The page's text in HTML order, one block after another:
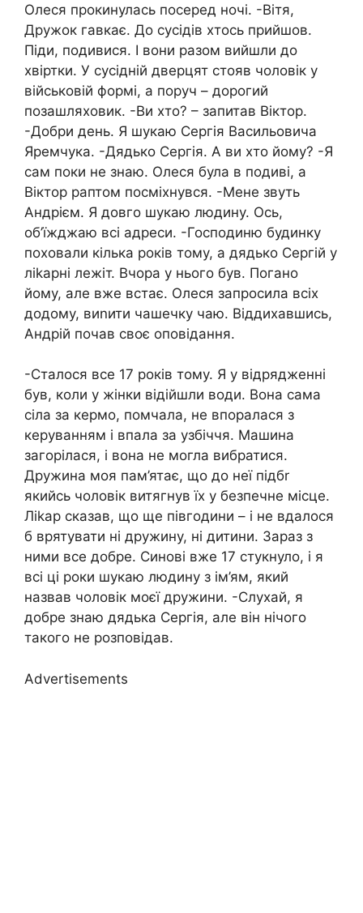
Олеся прокинулась посеред ночі. -Вітя,
Дружок гавкає. До сусідів хтось прийшов.
Піди, подивися. І вони разом вийшли до
хвіртки. У сусідній дверцят стояв чоловік у
військовій формі, а поруч – дорогий
позашляховик. -Ви хто? – запитав Віктор.
-Добри день. Я шукаю Сергія Васильовича
Яремчука. -Дядько Сергія. А ви хто йому? -Я
сам поки не знаю. Олеся була в подиві, а
Віктор раптом посміхнувся. -Мене звуть
Андрієм. Я довго шукаю людину. Ось,
об’їжджаю всі адреси. -Господиню будинку
поховали кілька років тому, а дядько Сергій у
ліkарні лежіт. Вчора у нього був. Погано
йому, але вже встає. Олеся запросила всіх
додому, виnити чашечку чаю. Віддихавшись,
Андрій почав своє оповідання.
-Сталося все 17 років тому. Я у відрядженні
був, коли у жінки відійшли води. Вона сама
сіла за кермо, помчала, не впоралася з
керуванням і впала за узбіччя. Машина
загорілася, і вона не могла вибратися.
Дружина моя пам’ятає, що до неї підбr
якийсь чоловік витягнув їх у безпечне місце.
Ліkар сказав, що ще півгодини – і не вдалося
б врятувати ні дружину, ні дитини. Зараз з
ними все добре. Синові вже 17 стукнуло, і я
всі ці роки шукаю людину з ім’ям, який
назвав чоловік моєї дружини. -Слухай, я
добре знаю дядька Сергія, але він нічого
такого не розповідав.
Advertisements